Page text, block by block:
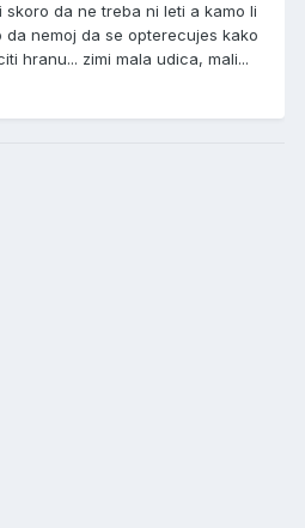
skoro da ne treba ni leti a kamo li
da nemoj da se opterecujes kako
hranu... zimi mala udica, mali...